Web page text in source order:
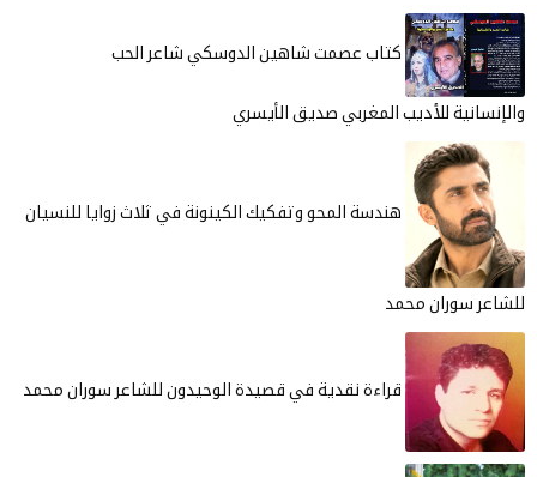
كتاب عصمت شاهين الدوسكي شاعر الحب
والإنسانية للأديب المغربي صديق الأيسري
هندسة المحو وتفكيك الكينونة في ثلاث زوايا للنسيان
للشاعر سوران محمد
قراءة نقدية في قصيدة الوحيدون للشاعر سوران محمد